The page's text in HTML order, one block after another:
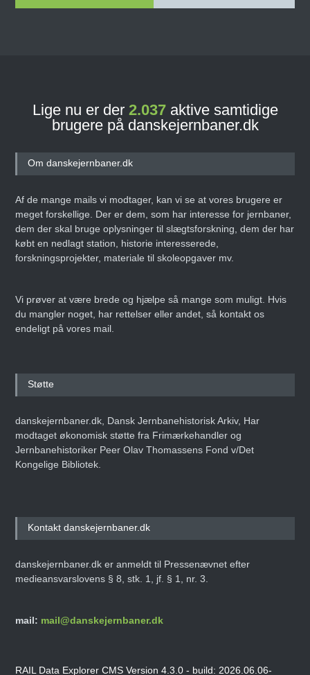
Lige nu er der 2.037aktive samtidige
brugere på danskejernbaner.dk
Om danskejernbaner.dk
Af de mange mails vi modtager, kan vi se at vores brugere er
meget forskellige. Der er dem, som har interesse for jernbaner,
dem der skal bruge oplysninger til slægtsforskning, dem der har
købt en nedlagt station, historie interesserede,
forskningsprojekter, materiale til skoleopgaver mv.
Vi prøver at være brede og hjælpe så mange som muligt. Hvis
du mangler noget, har rettelser eller andet, så kontakt os
endeligt på vores mail.
Støtte
danskejernbaner.dk, Dansk Jernbanehistorisk Arkiv, Har
modtaget økonomisk støtte fra Frimærkehandler og
Jernbanehistoriker Peer Olav Thomassens Fond v/Det
Kongelige Bibliotek.
Kontakt danskejernbaner.dk
danskejernbaner.dk er anmeldt til Pressenævnet efter
medieansvarslovens § 8, stk. 1, jf. § 1, nr. 3.
mail: mail@danskejernbaner.dk
RAIL Data Explorer CMS Version 4.3.0 - build: 2026.06.06-